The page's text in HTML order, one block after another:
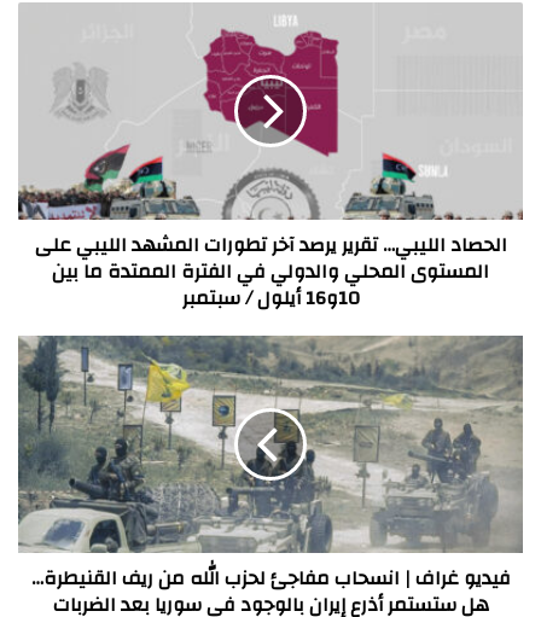
الحصاد
على
المستوى
المحلي
الفترة
الممتدة
ما
بين
أيلول
سبتمبر
الحصاد الليبي… تقرير يرصد آخر تطورات المشهد الليبي على
المستوى المحلي والدولي في الفترة الممتدة ما بين
10و16 أيلول / سبتمبر
فيديو
غراف
|
انسحاب
مفاجئ
لحزب
ريف
القنيطرة…
فيديو غراف | انسحاب مفاجئ لحزب الله من ريف القنيطرة…
هل ستستمر أذرع إيران بالوجود في سوريا بعد الضربات